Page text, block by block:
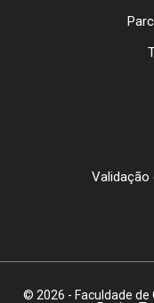
Validação
© 2026 - Faculdade de